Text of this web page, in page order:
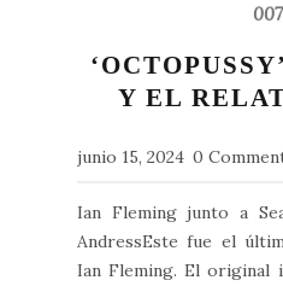
007
Y EL
junio 15, 2024 0
Ian Fleming junto a
AndressEste fue el
Ian Fleming. El original